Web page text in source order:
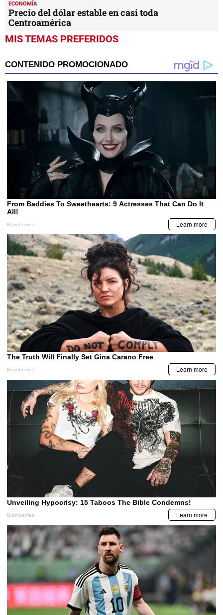
ECONOMÍA
Precio del dólar estable en casi toda
Centroamérica
MIS TEMAS PREFERIDOS